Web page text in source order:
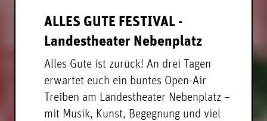
ALLES GUTE FESTIVAL -
Landestheater Nebenplatz
Alles Gute ist zurück! An drei Tagen
erwartet euch ein buntes Open-Air
Treiben am Landestheater Nebenplatz –
mit Musik, Kunst, Begegnung und viel